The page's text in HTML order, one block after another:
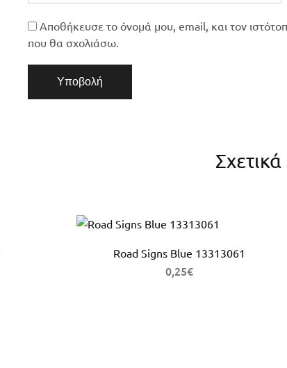
Αποθήκευσε το όνομά μου, email, και τον
που θα σχολιάσω.
Road Signs Blue 13313061
0,25€